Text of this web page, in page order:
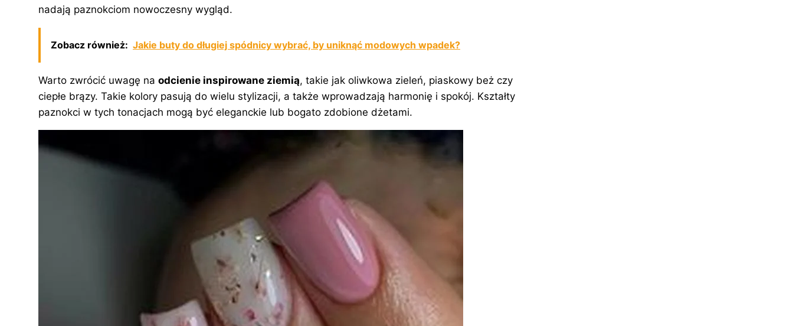
nadają paznokciom nowoczesny wygląd.
Zobacz również: Jakie buty do długiej spódnicy wybrać, by uniknąć modowych wpadek?
Warto zwrócić uwagę na odcienie inspirowane ziemią, takie jak oliwkowa zieleń, piaskowy beż czy
ciepłe brązy. Takie kolory pasują do wielu stylizacji, a także wprowadzają harmonię i spokój. Kształty
paznokci w tych tonacjach mogą być eleganckie lub bogato zdobione dżetami.